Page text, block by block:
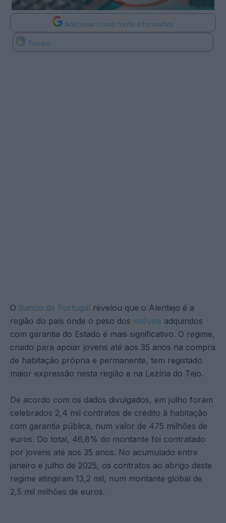
Adicionar como fonte informativa
Tempo
O Banco de Portugal revelou que o Alentejo é a
região do país onde o peso dos imóveis adquiridos
com garantia do Estado é mais significativo. O regime,
criado para apoiar jovens até aos 35 anos na compra
de habitação própria e permanente, tem registado
maior expressão nesta região e na Lezíria do Tejo.
De acordo com os dados divulgados, em julho foram
celebrados 2,4 mil contratos de crédito à habitação
com garantia pública, num valor de 475 milhões de
euros. Do total, 46,8% do montante foi contratado
por jovens até aos 35 anos. No acumulado entre
janeiro e julho de 2025, os contratos ao abrigo deste
regime atingiram 13,2 mil, num montante global de
2,5 mil milhões de euros.